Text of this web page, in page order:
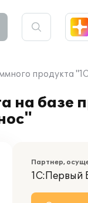
продукта
на базе
Партнер,
1С:Первый